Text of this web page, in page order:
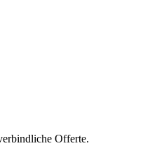
Offerte.